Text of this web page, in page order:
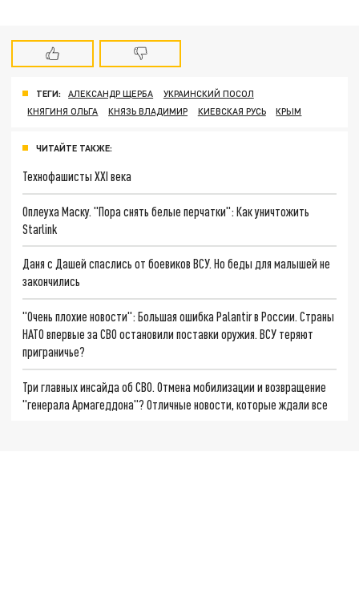
ТЕГИ: АЛЕКСАНДР ЩЕРБА
УКРАИНСКИЙ ПОСОЛ
КНЯГИНЯ ОЛЬГА
КНЯЗЬ ВЛАДИМИР КИЕВСКАЯ РУСЬ КРЫМ
ЧИТАЙТЕ ТАКЖЕ:
Технофашисты XXI века
Оплеуха Маску. "Пора снять белые перчатки": Как уничтожить
Starlink
Даня с Дашей спаслись от боевиков ВСУ. Но беды для малышей не
закончились
"Очень плохие новости": Большая ошибка Palantir в России. Страны
НАТО впервые за СВО остановили поставки оружия. ВСУ теряют
приграничье?
Три главных инсайда об СВО. Отмена мобилизации и возвращение
"генерала Армагеддона"? Отличные новости, которые ждали все